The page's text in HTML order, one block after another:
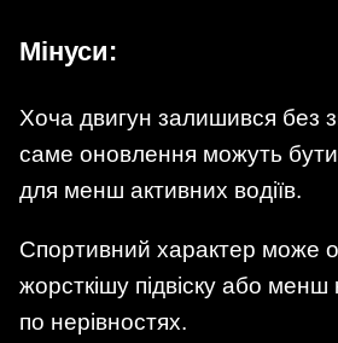
Мінуси:
Хоча двигун залишився без
саме оновлення можуть бути
для менш активних водіїв.
Спортивний характер може
жорсткішу підвіску або
по нерівностях.